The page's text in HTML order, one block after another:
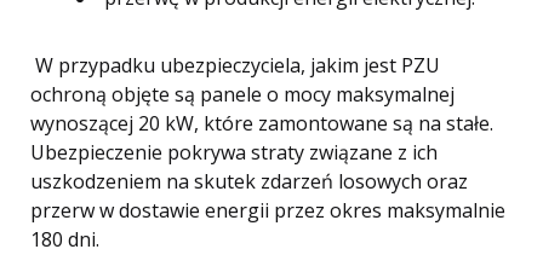
W przypadku ubezpieczyciela, jakim jest PZU
ochroną objęte są panele o mocy maksymalnej
wynoszącej 20 kW, które zamontowane są na stałe.
Ubezpieczenie pokrywa straty związane z ich
uszkodzeniem na skutek zdarzeń losowych oraz
przerw w dostawie energii przez okres maksymalnie
180 dni.